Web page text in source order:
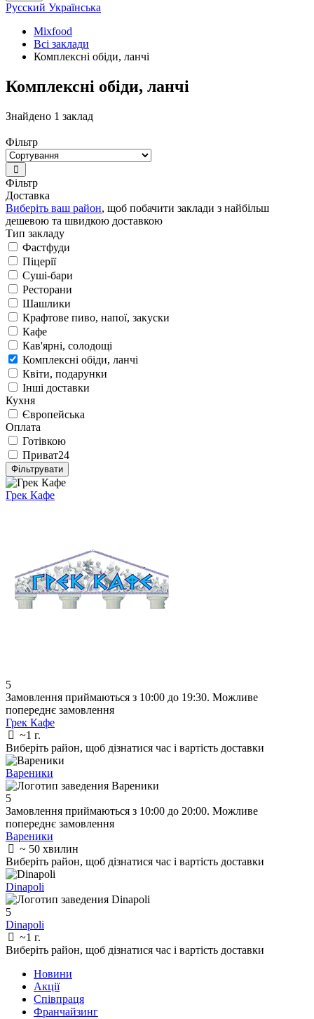
Русский Українська
Mixfood
Всі заклади
Комплексні обіди, ланчі
Комплексні обіди, ланчі
Знайдено 1 заклад
Фільтр
Фільтр
Доставка
Виберіть ваш район, щоб побачити заклади з найбільш
дешевою та швидкою доставкою
Тип закладу
Фастфуди
Піцерії
Суші-бари
Ресторани
Шашлики
Крафтове пиво, напої, закуски
Кафе
Кав'ярні, солодощі
Комплексні обіди, ланчі
Квіти, подарунки
Інші доставки
Кухня
Європейська
Оплата
Готівкою
Приват24
Фільтрувати
Грек Кафе
5
Замовлення приймаються з 10:00 до 19:30. Можливе
попереднє замовлення
Грек Кафе
~1 г.
Виберіть район, щоб дізнатися час і вартість доставки
Вареники
5
Замовлення приймаються з 10:00 до 20:00. Можливе
попереднє замовлення
Вареники
~ 50 хвилин
Виберіть район, щоб дізнатися час і вартість доставки
Dinapoli
5
Dinapoli
~1 г.
Виберіть район, щоб дізнатися час і вартість доставки
Новини
Акції
Співпраця
Франчайзинг